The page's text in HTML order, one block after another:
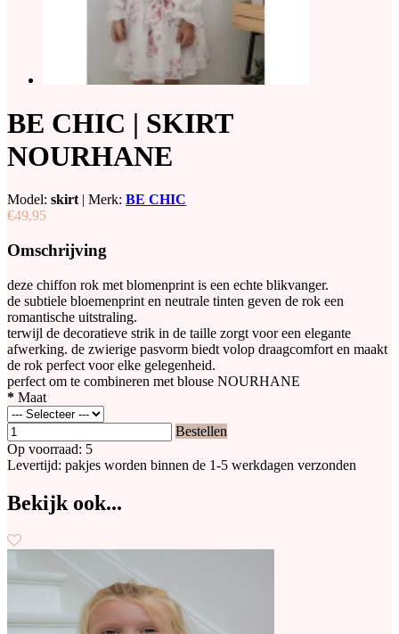
BE CHIC | SKIRT
NOURHANE
Model: skirt | Merk: BE CHIC
€49,95
Omschrijving
deze chiffon rok met blomenprint is een echte blikvanger.
de subtiele bloemenprint en neutrale tinten geven de rok een
romantische uitstraling.
terwijl de decoratieve strik in de taille zorgt voor een elegante
afwerking. de zwierige pasvorm biedt volop draagcomfort en maakt
de rok perfect voor elke gelegenheid.
perfect om te combineren met blouse NOURHANE
* Maat
Bestellen
Op voorraad: 5
Levertijd: pakjes worden binnen de 1-5 werkdagen verzonden
Bekijk ook...